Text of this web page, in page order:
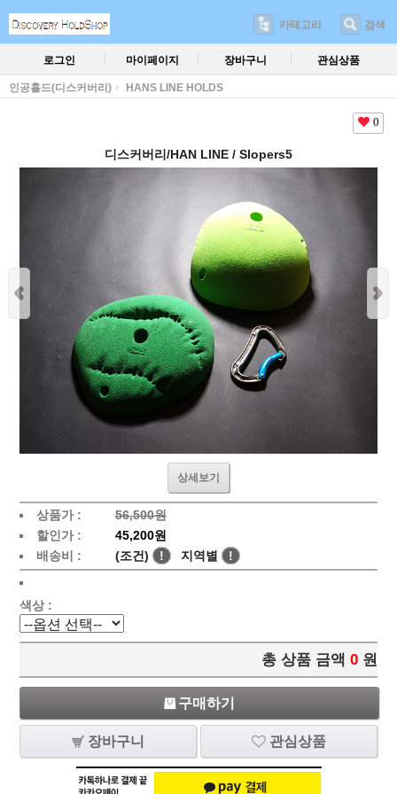
카테고리 검색
로그인 마이페이지 장바구니 관심상품
인공홀드(디스커버리) HANS LINE HOLDS
0
디스커버리/HAN LINE / Slopers5
상세보기
상품가 :
56,500원
할인가 :
45,200원
배송비 :
(조건) ! 지역별 !
색상 :
총 상품 금액 0 원
구매하기
장바구니 관심상품